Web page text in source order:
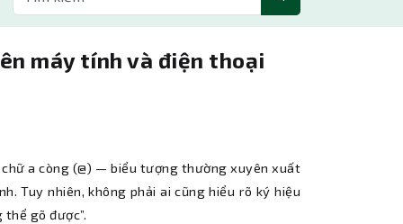
máy tính và điện thoại
a còng (@) — biểu tượng thường xuyên xuất
Tuy nhiên, không phải ai cũng hiểu rõ ký hiệu
gõ được”.